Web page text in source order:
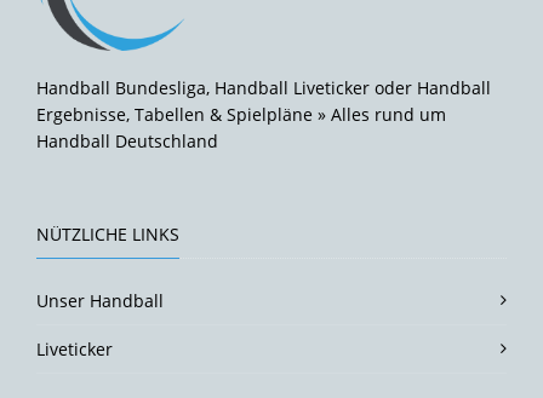
Handball Bundesliga, Handball Liveticker oder Handball
Ergebnisse, Tabellen & Spielpläne » Alles rund um
Handball Deutschland
NÜTZLICHE LINKS
Unser Handball
Liveticker